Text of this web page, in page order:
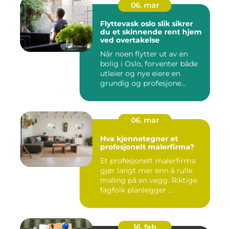
06. mar
Flyttevask oslo slik sikrer
du et skinnende rent hjem
ved overtakelse
Når noen flytter ut av en
bolig i Oslo, forventer både
utleier og nye eiere en
grundig og profesjone...
06. mar
Hva kjennetegner et
profesjonelt malerfirma?
Et profesjonelt malerfirma
gjør langt mer enn å rulle
maling på en vegg. Riktige
fagfolk planlegger ...
16. feb